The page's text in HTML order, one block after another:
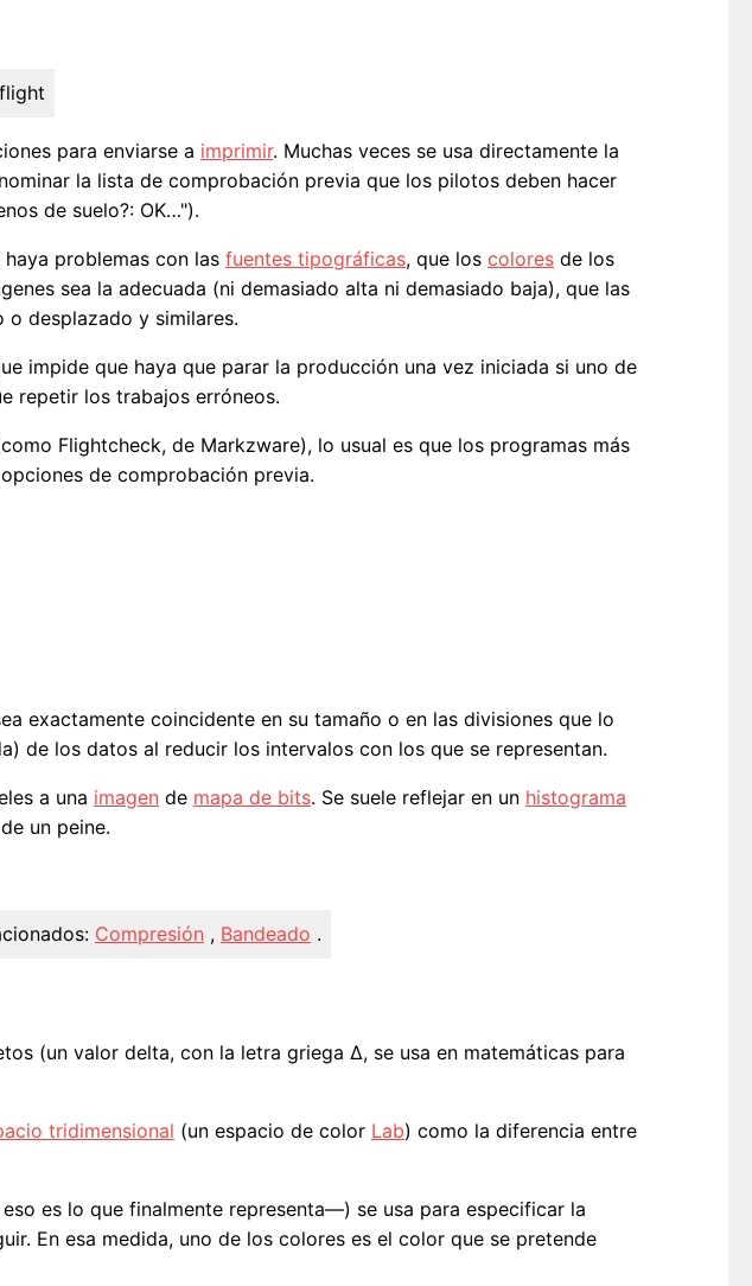
para enviarse a imprimir. Muchas veces se usa directamente la
la lista de comprobación previa que los pilotos deben hacer
de suelo?: OK…").
problemas con las fuentes tipográficas, que los colores de los
sea la adecuada (ni demasiado alta ni demasiado baja), que las
o desplazado y similares.
impide que haya que parar la producción una vez iniciada si uno de
repetir los trabajos erróneos.
Flightcheck, de Markzware), lo usual es que los programas más
de comprobación previa.
exactamente coincidente en su tamaño o en las divisiones que lo
de los datos al reducir los intervalos con los que se representan.
a una imagen de mapa de bits. Se suele reflejar en un histograma
un peine.
Compresión , Bandeado .
(un valor delta, con la letra griega Δ, se usa en matemáticas para
tridimensional (un espacio de color Lab) como la diferencia entre
es lo que finalmente representa—) se usa para especificar la
En esa medida, uno de los colores es el color que se pretende